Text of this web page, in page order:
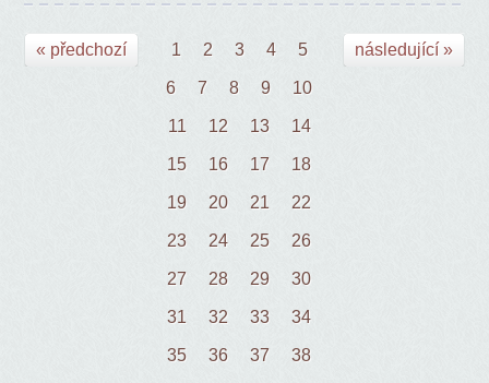
« předchozí 1 2 3 4 5
6 7 8 9 10
11 12 13 14
15 16 17 18
19 20 21 22
23 24 25 26
27 28 29 30
31 32 33 34
35 36 37 38
následující »